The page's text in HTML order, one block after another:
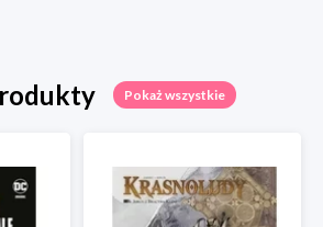
Pokaż wszystkie